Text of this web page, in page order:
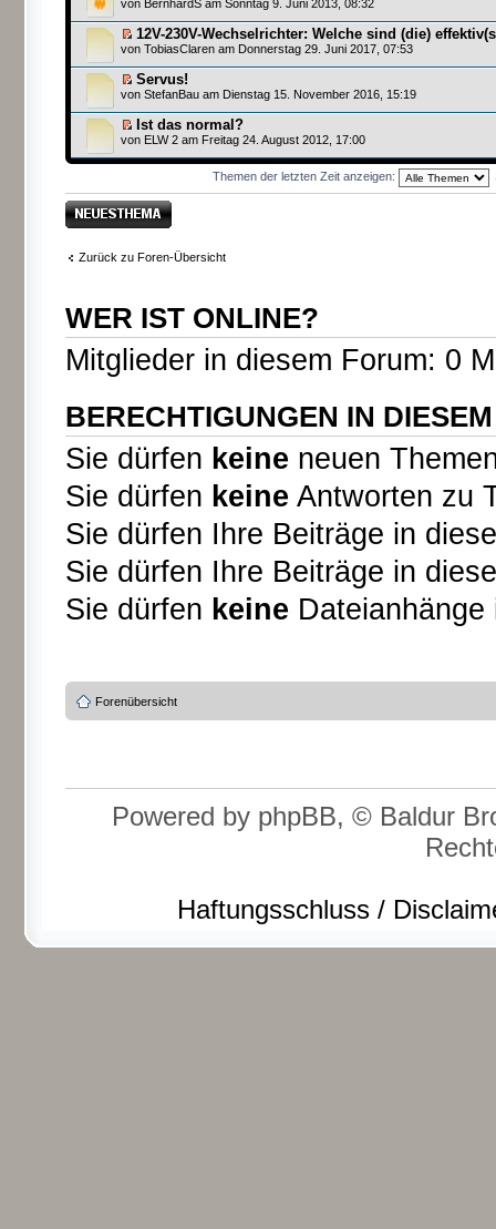
von BernhardS am Sonntag 9. Juni 2013, 08:32
12V-230V-Wechselrichter: Welche sind (die)
von TobiasClaren am Donnerstag 29. Juni 2017, 07:53
Servus!
von StefanBau am Dienstag 15. November 2016, 15:19
Ist das normal?
von ELW 2 am Freitag 24. August 2012, 17:00
Themen der letzten Zeit anzeigen:
Neues Thema
erstellen
Zurück zu Foren-Übersicht
WER IST ONLINE?
Mitglieder in diesem Forum: 0
BERECHTIGUNGEN IN
Sie dürfen keine neuen
Sie dürfen keine Antworten zu
Sie dürfen Ihre Beiträge in
Sie dürfen Ihre Beiträge in
Sie dürfen keine
Forenübersicht
Powered by phpBB, © Baldur
Haftungsschluss /